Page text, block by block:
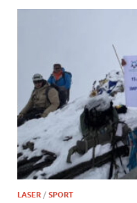
LASER / SPORT